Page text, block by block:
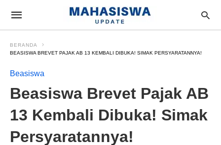
BERANDA
BEASISWA BREVET PAJAK AB 13 KEMBALI DIBUKA! SIMAK PERSYARATANNYA!
Beasiswa
Beasiswa Brevet Pajak AB
13 Kembali Dibuka! Simak
Persyaratannya!